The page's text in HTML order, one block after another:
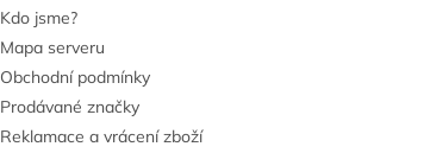
Kdo jsme?
Mapa serveru
Obchodní podmínky
Prodávané značky
Reklamace a vrácení zboží